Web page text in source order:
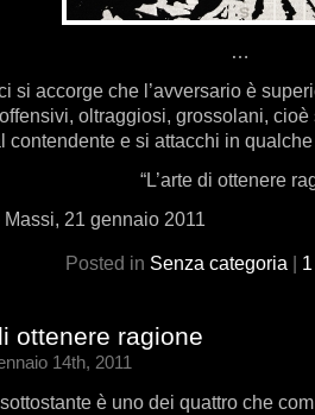
…
si accorge che l’avversario è
oltraggiosi, grossolani, cioè
contendente e si attacchi in
“L’arte di ottenere
21 gennaio 2011
Posted in Senza categoria |
ottenere ragione
14th, 2011
è uno dei quattro che